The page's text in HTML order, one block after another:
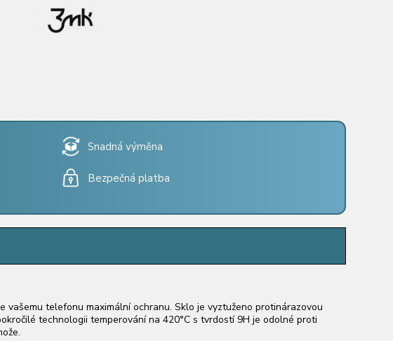
Snadná výměna
Bezpečná platba
telefonu maximální ochranu. Sklo je vyztuženo protinárazovou
technologii temperování na 420°C s tvrdostí 9H je odolné proti